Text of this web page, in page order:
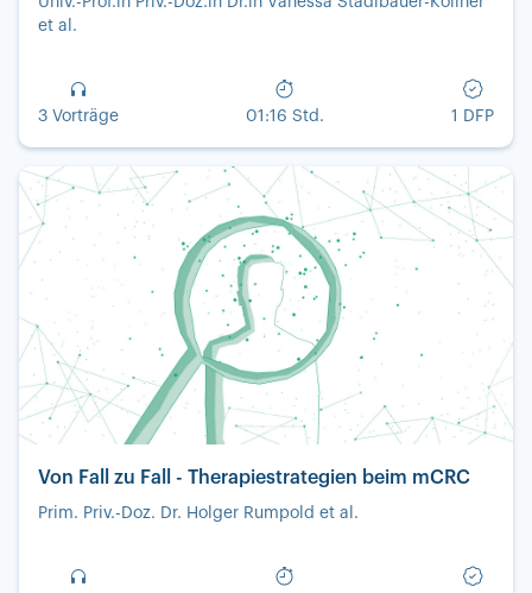
et al.
3 Vorträge 01:16 Std. 1 DFP
Von Fall zu Fall - Therapiestrategien beim mCRC
Prim. Priv.-Doz. Dr. Holger Rumpold et al.